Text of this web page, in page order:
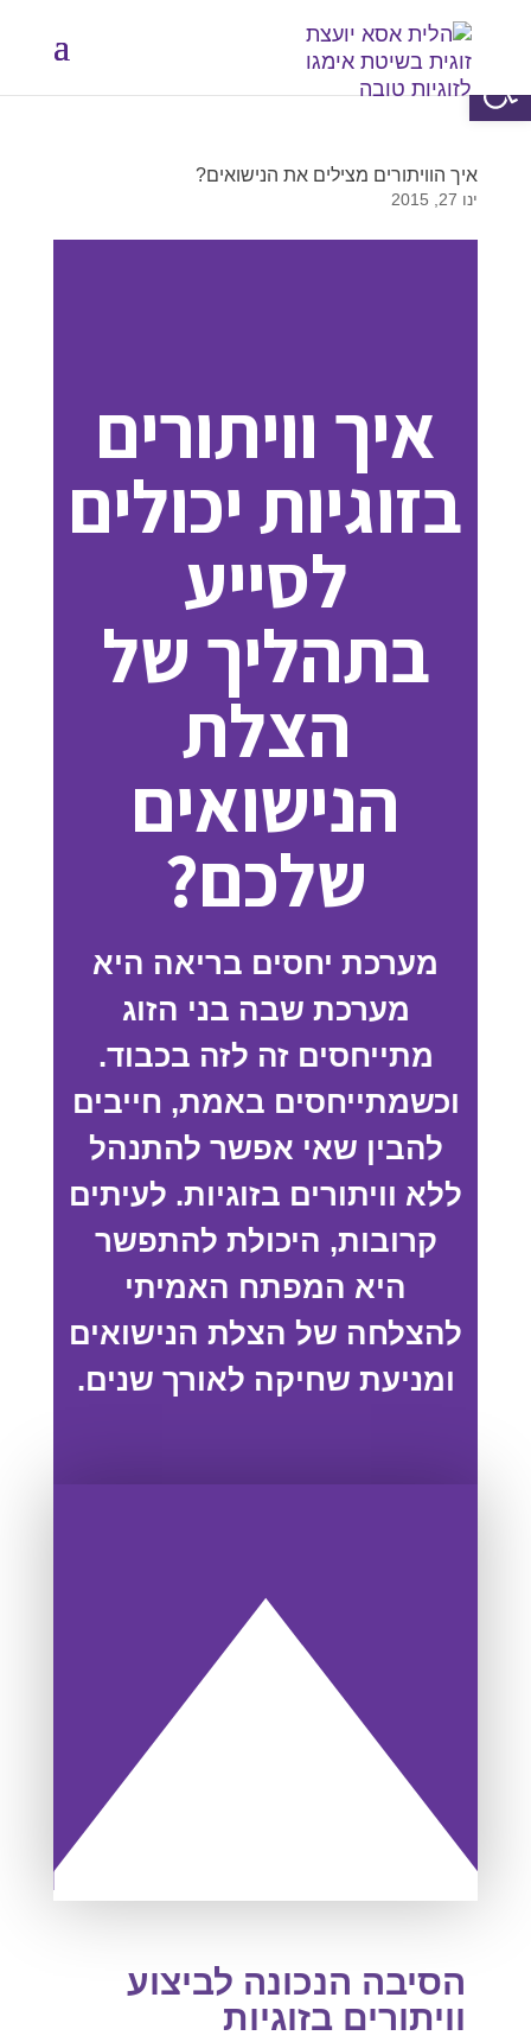
איך הוויתורים מצילים את הנישואים?
ינו 27, 2015
איך וויתורים
בזוגיות יכולים
לסייע
בתהליך של
הצלת
הנישואים
שלכם?
מערכת יחסים בריאה היא
מערכת שבה בני הזוג
מתייחסים זה לזה בכבוד.
וכשמתייחסים באמת, חייבים
להבין שאי אפשר להתנהל
ללא וויתורים בזוגיות. לעיתים
קרובות, היכולת להתפשר
היא המפתח האמיתי
להצלחה של הצלת הנישואים
ומניעת שחיקה לאורך שנים.
הסיבה הנכונה לביצוע
וויתורים בזוגיות
פתח סרגל נגישות